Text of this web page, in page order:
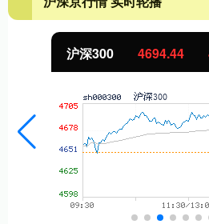
0.93%